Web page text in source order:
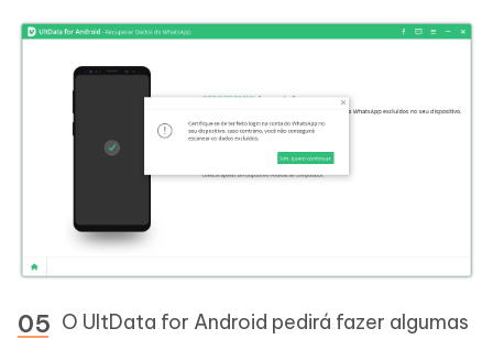
O UltData for Android pedirá fazer algumas